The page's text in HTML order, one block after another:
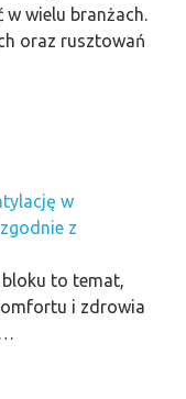
w wielu branżach.
oraz rusztowań
w
z
to temat,
i zdrowia